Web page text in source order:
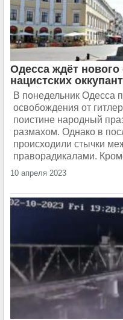
Одесса ждёт
нацистских
В понедельник Одесса
освобождения от
поистине народный
размахом. Однако в
происходили стычки
праворадикалами.
10 апреля 2023